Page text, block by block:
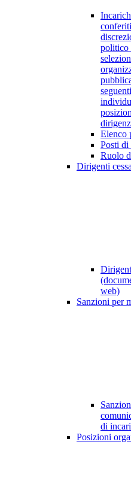
politico
Elenco
Posti
Ruolo
Dirigenti
web)
Sanzioni per
di
Posizioni